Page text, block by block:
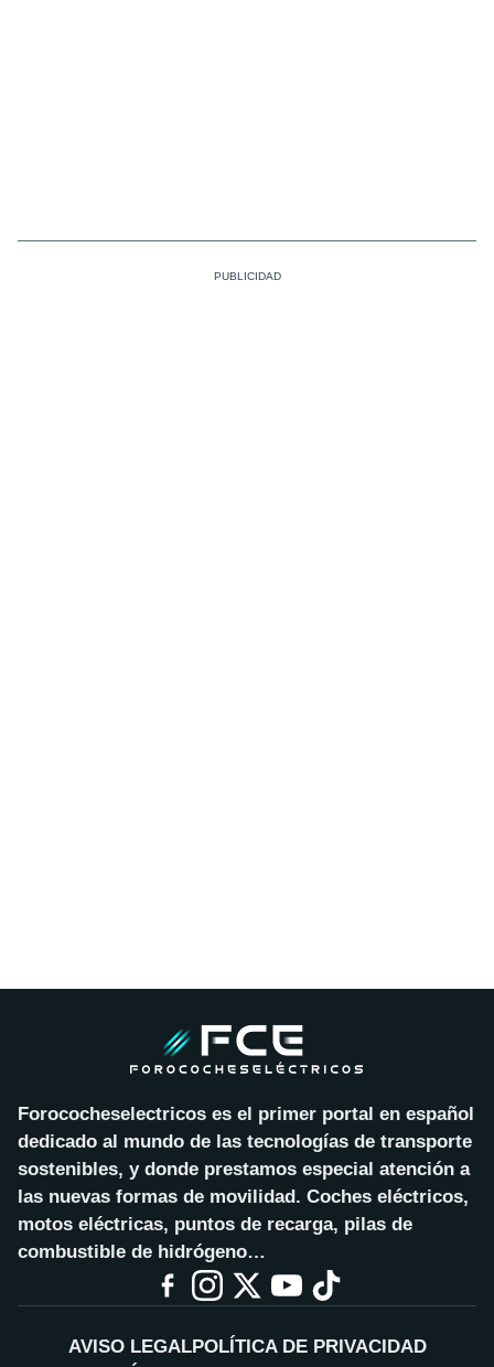
Forococheselectricos es el primer portal en español
dedicado al mundo de las tecnologías de transporte
sostenibles, y donde prestamos especial atención a
las nuevas formas de movilidad. Coches eléctricos,
motos eléctricas, puntos de recarga, pilas de
combustible de hidrógeno…
AVISO LEGALPOLÍTICA DE PRIVACIDAD